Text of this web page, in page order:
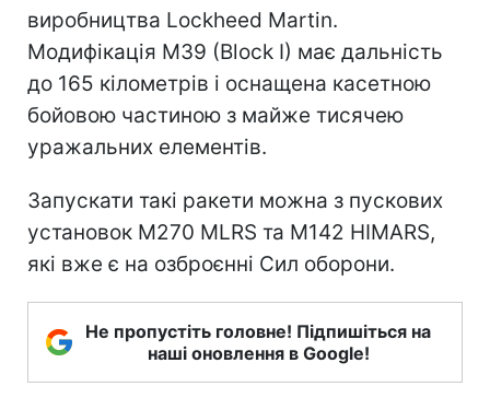
виробництва Lockheed Martin.
Модифікація M39 (Block I) має дальність
до 165 кілометрів і оснащена касетною
бойовою частиною з майже тисячею
уражальних елементів.
Запускати такі ракети можна з пускових
установок M270 MLRS та M142 HIMARS,
які вже є на озброєнні Сил оборони.
Не пропустіть головне! Підпишіться на
наші оновлення в Google!